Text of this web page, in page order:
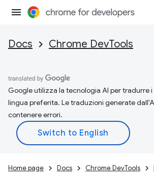
Docs Chrome DevTools
Google utilizza la tecnologia AI per tradurre
lingua preferita. Le traduzioni generate
contenere errori.
Home page Docs Chrome DevTools